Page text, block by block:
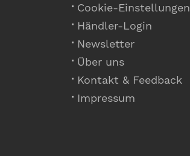
Cookie-Einstellungen
Händler-Login
Newsletter
Über uns
Kontakt & Feedback
Impressum